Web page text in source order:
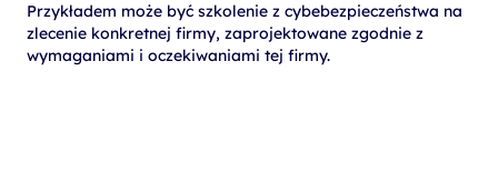
Przykładem może być szkolenie z cybebezpieczeństwa na
zlecenie konkretnej firmy, zaprojektowane zgodnie z
wymaganiami i oczekiwaniami tej firmy.